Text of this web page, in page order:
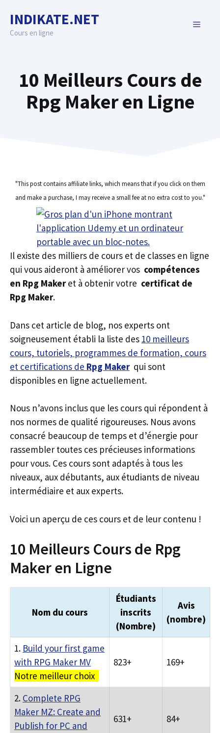
content
INDIKATE.NET
Cours en ligne
MENU
10 Meilleurs Cours de
Rpg Maker en Ligne
"This post contains affiliate links, which means that if you click on them
and make a purchase, I may receive a small fee at no extra cost to you."
Il existe des milliers de cours et de classes en ligne
qui vous aideront à améliorer vos compétences
en Rpg Makeret à obtenir votre certificat de
Rpg Maker.
Dans cet article de blog, nos experts ont
soigneusement établi la liste des 10 meilleurs
cours, tutoriels, programmes de formation, cours
et certifications de Rpg Makerqui sont
disponibles en ligne actuellement.
Nous n’avons inclus que les cours qui répondent à
nos normes de qualité rigoureuses. Nous avons
consacré beaucoup de temps et d’énergie pour
rassembler toutes ces précieuses informations
pour vous. Ces cours sont adaptés à tous les
niveaux, aux débutants, aux étudiants de niveau
intermédiaire et aux experts.
Voici un aperçu de ces cours et de leur contenu !
10 Meilleurs Cours de Rpg
Maker en Ligne
Nom du cours
Étudiants
inscrits
(Nombre)
Avis
(nombre)
1. Build your first game
with RPG Maker MV
Notre meilleur choix
823+ 169+
2. Complete RPG
Maker MZ: Create and
Publish for PC and
631+ 84+